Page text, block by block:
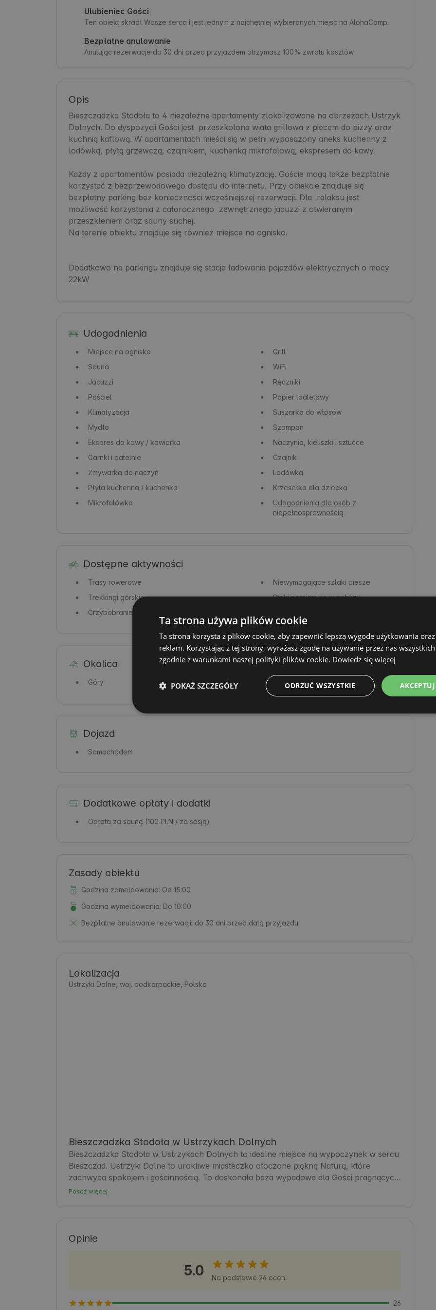
Ulubieniec Gości
Ten obiekt skradł Wasze serca i jest jednym z najchętniej wybieranych miejsc na AlohaCamp.
Bezpłatne anulowanie
Anulując rezerwacje do 30 dni przed przyjazdem otrzymasz 100% zwrotu kosztów.
Opis
Bieszczadzka Stodoła to 4 niezależne apartamenty zlokalizowane na obrzeżach Ustrzyk
Dolnych. Do dyspozycji Gości jest  przeszkolona wiata grillowa z piecem do pizzy oraz
kuchnią kaflową. W apartamentach mieści się w pełni wyposażony aneks kuchenny z
lodówką, płytą grzewczą, czajnikiem, kuchenką mikrofalową, ekspresem do kawy.
Każdy z apartamentów posiada niezależną klimatyzację. Goście mogą także bezpłatnie
korzystać z bezprzewodowego dostępu do internetu. Przy obiekcie znajduje się
bezpłatny parking bez konieczności wcześniejszej rezerwacji. Dla  relaksu jest
możliwość korzystania z całorocznego  zewnętrznego jacuzzi z otwieranym
przeszkleniem oraz sauny suchej.
Na terenie obiektu znajduje się również miejsce na ognisko.
Dodatkowo na parkingu znajduje się stacja ładowania pojazdów elektrycznych o mocy
22kW
Udogodnienia
Miejsce na ognisko
Grill
Sauna
WiFi
Jacuzzi
Ręczniki
Pościel
Papier toaletowy
Klimatyzacja
Suszarka do włosów
Mydło
Szampon
Ekspres do kawy / kawiarka
Naczynia, kieliszki i sztućce
Garnki i patelnie
Czajnik
Zmywarka do naczyń
Lodówka
Płyta kuchenna / kuchenka
Krzesełko dla dziecka
Mikrofalówka
Udogodnienia dla osób z
niepełnosprawnością
Dostępne aktywności
Trasy rowerowe
Niewymagające szlaki piesze
Trekkingi górskie
Stoki narciarskie w pobliżu
Grzybobranie
Okolica
Góry
Dojazd
Samochodem
Dodatkowe opłaty i dodatki
Opłata za saunę (100 PLN / za sesję)
Zasady obiektu
Godzina zameldowania: Od 15:00
Godzina wymeldowania: Do 10:00
Bezpłatne anulowanie rezerwacji: do 30 dni przed datą przyjazdu
Lokalizacja
Ustrzyki Dolne, woj. podkarpackie, Polska
Bieszczadzka Stodoła w Ustrzykach Dolnych
Bieszczadzka Stodoła w Ustrzykach Dolnych to idealne miejsce na wypoczynek w sercu
Bieszczad. Ustrzyki Dolne to urokliwe miasteczko otoczone piękną Naturą, które
zachwyca spokojem i gościnnością. To doskonała baza wypadowa dla Gości pragnących
odkrywać górskie szlaki, lasy i dzikie zakątki. W okolicy znajdziesz liczne trasy piesze i
Pokaż więcej
Opinie
5.0 Na podstawie 26 ocen.
26
Ta strona używa plików cookie
Ta strona korzysta z plików cookie, aby zapewnić lepszą wygodę użytkowania
reklam. Korzystając z tej strony, wyrażasz zgodę na używanie przez nas
zgodnie z warunkami naszej polityki plików cookie. Dowiedz się więcej
ODRZUĆ WSZYSTKIE
POKAŻ SZCZEGÓŁY